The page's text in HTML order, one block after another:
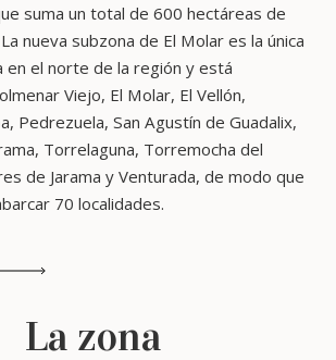
suma un total de 600 hectáreas de
nueva subzona de El Molar es la única
en el norte de la región y está
Viejo, El Molar, El Vellón,
Pedrezuela, San Agustín de Guadalix,
Torrelaguna, Torremocha del
de Jarama y Venturada, de modo que
70 localidades.
La zona